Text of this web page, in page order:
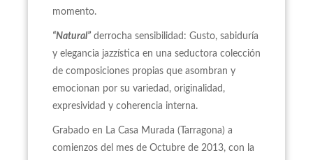
momento.
“Natural” derrocha sensibilidad: Gusto, sabiduría
y elegancia jazzística en una seductora colección
de composiciones propias que asombran y
emocionan por su variedad, originalidad,
expresividad y coherencia interna.
Grabado en La Casa Murada (Tarragona) a
comienzos del mes de Octubre de 2013, con la